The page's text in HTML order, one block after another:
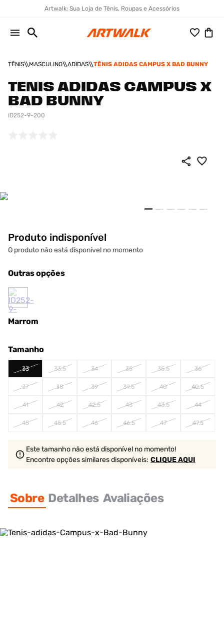
Artwalk: Sua Loja de Tênis, Roupas e Acessórios
TÊNIS MASCULINO ADIDAS TÊNIS ADIDAS CAMPUS X BAD BUNNY
TÊNIS ADIDAS CAMPUS X
BAD BUNNY
ID252-9-200
Produto indisponível
O produto não está disponível no momento
Outras opções
Marrom
Tamanho
33 33.5 34 35 35.5 36
37 38 39 39.5 40 40.5
41 42 42.5 43 43.5 44
45 45.5 46 46.5 47 47.5
Este tamanho não está disponível no momento!
Encontre opções similaresdisponíveis: CLIQUE AQUI
Sobre Detalhes Avaliações